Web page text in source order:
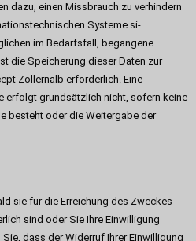
dazu, einen Missbrauch zu verhindern
Systeme si-
im Bedarfsfall, begangene
die Speicherung dieser Daten zur
Zollernalb erforderlich. Eine
erfolgt grundsätzlich nicht, sofern keine
besteht oder die Weitergabe der
sie für die Erreichung des Zweckes
sind oder Sie Ihre Einwilligung
dass der Widerruf Ihrer Einwilligung